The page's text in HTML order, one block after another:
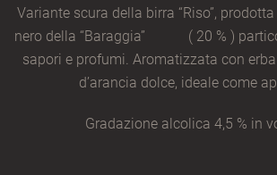
Variante scura della birra “Riso”,
nero della “Baraggia” ( 20 % )
sapori e profumi. Aromatizzata con
d’arancia dolce, ideale come
​Gradazione alcolica 4,5 % in